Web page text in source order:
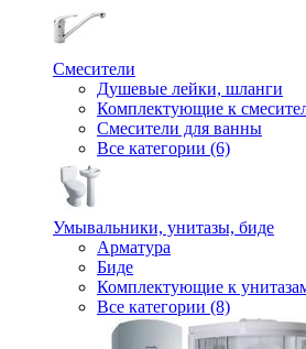
Смесители
Душевые лейки, шланги
Комплектующие к
Смесители для ванны
Все категории (6)
Умывальники, унитазы, биде
Арматура
Биде
Комплектующие к
Все категории (8)